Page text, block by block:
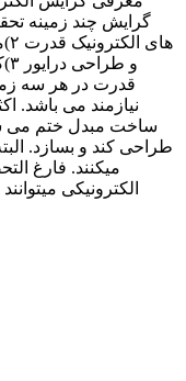
و
قدرت در هر سه
نیازمند می باشد.
ساخت مبدل ختم می
طراحی کند و بسازد.
میکنند. فارغ
الکترونیکی